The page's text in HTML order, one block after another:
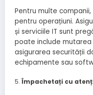
Pentru multe
pentru operațiuni.
și serviciile IT sunt
poate include
asigurarea securității
echipamente sau
Împachetați cu